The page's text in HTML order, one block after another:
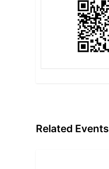
Related Events